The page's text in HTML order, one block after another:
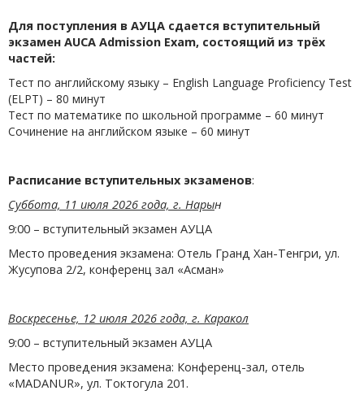
Для поступления в АУЦА сдается вступительный
экзамен AUCA Admission Exam, состоящий из трёх
частей:
Тест по английскому языку – English Language Proficiency Test
(ELPT) – 80 минут
Тест по математике по школьной программе – 60 минут
Сочинение на английском языке – 60 минут
Расписание вступительных экзаменов:
Суббота, 11 июля 2026 года, г. Нарын
9:00 – вступительный экзамен АУЦА
Место проведения экзамена: Отель Гранд Хан-Тенгри, ул.
Жусупова 2/2, конференц зал «Асман»
Воскресенье, 12 июля 2026 года, г. Каракол
9:00 – вступительный экзамен АУЦА
Место проведения экзамена: Конференц-зал, отель
«MADANUR», ул. Токтогула 201.